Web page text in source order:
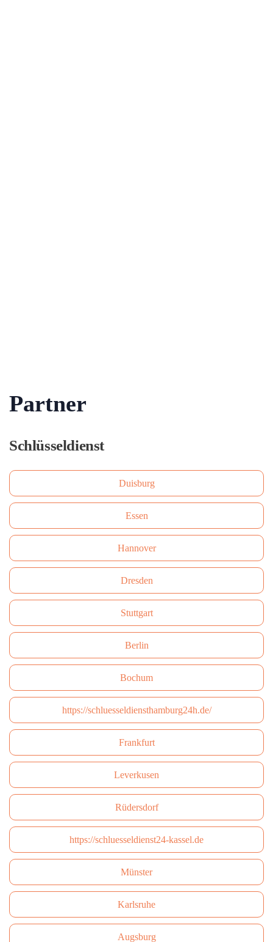
Partner
Schlüsseldienst
Duisburg
Essen
Hannover
Dresden
Stuttgart
Berlin
Bochum
https://schluesseldiensthamburg24h.de/
Frankfurt
Leverkusen
Rüdersdorf
https://schluesseldienst24-kassel.de
Münster
Karlsruhe
Augsburg